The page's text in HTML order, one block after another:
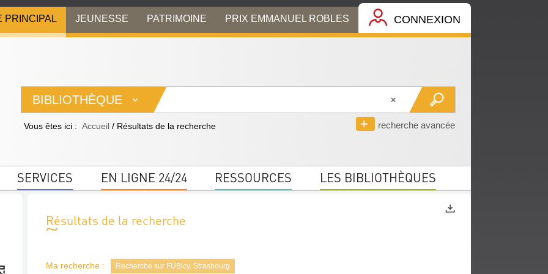
PRINCIPAL JEUNESSE PATRIMOINE PRIX EMMANUEL ROBLES CONNEXION
BIBLIOTHÈQUE
recherche avancée
Vous êtes ici : Accueil / Résultats de la recherche
SERVICES EN LIGNE 24/24 RESSOURCES LES BIBLIOTHÈQUES
Résultats de la recherche
Ma recherche : Recherche sur FUBicy. Strasbourg